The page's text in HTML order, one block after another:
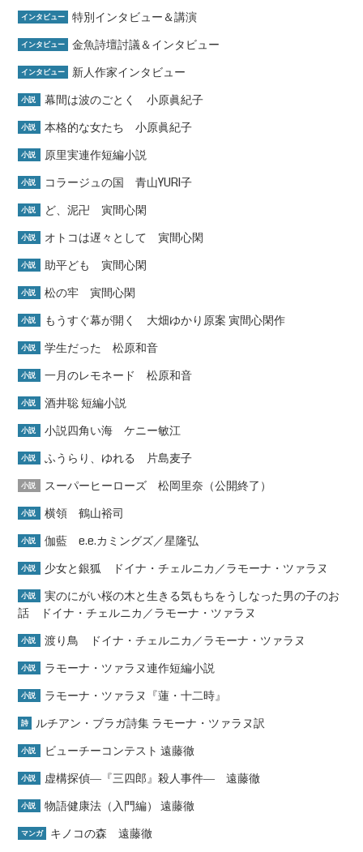
インタビュー 特別インタビュー＆講演
インタビュー 金魚詩壇討議＆インタビュー
インタビュー 新人作家インタビュー
小説 幕間は波のごとく 小原眞紀子
小説 本格的な女たち 小原眞紀子
小説 原里実連作短編小説
小説 コラージュの国 青山YURI子
小説 ど、泥卍 寅間心閑
小説 オトコは遅々として 寅間心閑
小説 助平ども 寅間心閑
小説 松の牢 寅間心閑
小説 もうすぐ幕が開く 大畑ゆかり原案 寅間心閑作
小説 学生だった 松原和音
小説 一月のレモネード 松原和音
小説 酒井聡 短編小説
小説 小説四角い海 ケニー敏江
小説 ふうらり、ゆれる 片島麦子
小説 スーパーヒーローズ 松岡里奈（公開終了）
小説 横領 鶴山裕司
小説 伽藍 e.e.カミングズ／星隆弘
小説 少女と銀狐 ドイナ・チェルニカ／ラモーナ・ツァラヌ
小説
実のにがい桜の木と生きる気もちをうしなった男の子のお
話 ドイナ・チェルニカ／ラモーナ・ツァラヌ
小説 渡り鳥 ドイナ・チェルニカ／ラモーナ・ツァラヌ
小説 ラモーナ・ツァラヌ連作短編小説
小説 ラモーナ・ツァラヌ『蓮・十二時』
詩 ルチアン・ブラガ詩集 ラモーナ・ツァラヌ訳
小説 ビューチーコンテスト 遠藤徹
小説 虚構探偵―『三四郎』殺人事件― 遠藤徹
小説 物語健康法（入門編） 遠藤徹
マンガ キノコの森 遠藤徹